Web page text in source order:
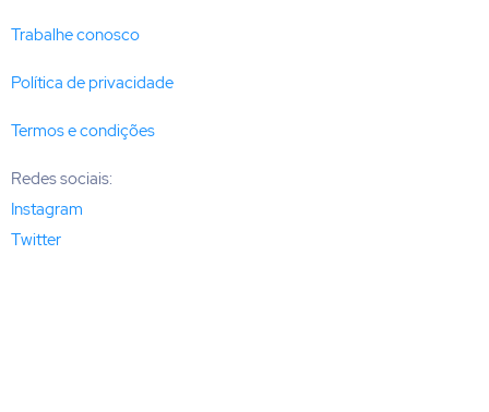
Trabalhe conosco
Política de privacidade
Termos e condições
Redes sociais:
Instagram
Twitter